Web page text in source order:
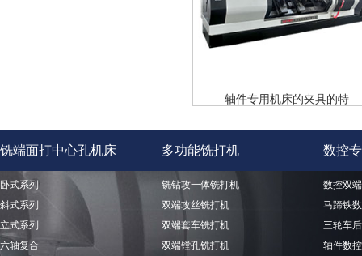
轴件专用机床的夹具的特
铣端面打中心孔机床 多功能铣打机 数控
卧式系列
斜式系列
立式系列
六轴复合
铣钻攻一体铣打机
双端攻丝铣打机
双端套车铣打机
双端镗孔铣打机
数控双
马蹄铁
三轮车
轴件数